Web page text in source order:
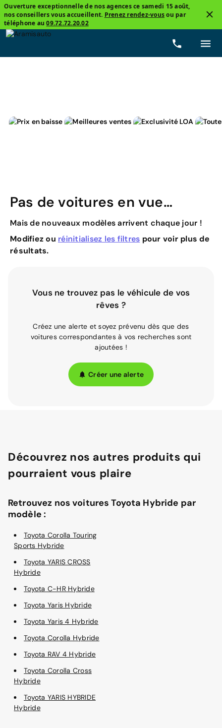
Ouverture exceptionnelle de nos agences ce samedi 15 août,
nos conseillers vous accueillent. Prenez rendez-vousou par
téléphone au09.72.72.20.02
Prix
Pas de voitures en vue…
Mais de nouveaux modèles arrivent chaque jour !
Modifiez ou réinitialisez les filtres pour voir plus de
résultats.
Vous ne trouvez pas le véhicule de vos
rêves ?
Créez une alerte et soyez prévenu dès que des
voitures correspondantes à vos recherches sont
ajoutées !
Créer une alerte
Découvrez nos autres produits qui
pourraient vous plaire
Retrouvez nos voitures Toyota Hybride par
modèle :
Toyota Corolla Touring
Sports Hybride
Toyota YARIS CROSS
Hybride
Toyota C-HR Hybride
Toyota Yaris Hybride
Toyota Yaris 4 Hybride
Toyota Corolla Hybride
Toyota RAV 4 Hybride
Toyota Corolla Cross
Hybride
Toyota YARIS HYBRIDE
Hybride